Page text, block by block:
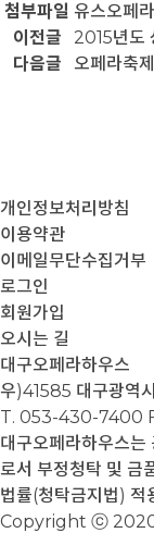
첨부파일 유스오페
이전글
2015년도
다음글
오페라축
개인정보처리방침
이용약관
이메일무단수집거부
로그인
회원가입
오시는 길
대구오페라하우스
우)41585 대구광역
T. 053-430-7400
대구오페라하우스는
로서 부정청탁 및 금
법률(청탁금지법) 적
Copyright ⓒ